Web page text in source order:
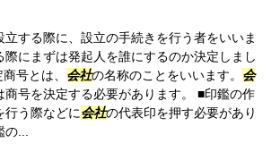
立する際に、設立の手続きを行う者をいいま
際にまずは発起人を誰にするのか決定しまし
号とは、 会社の名称のことをいいます。 会
商号を決定する必要があります。 ■印鑑の作
行う際などに会社の代表印を押す必要があり
...